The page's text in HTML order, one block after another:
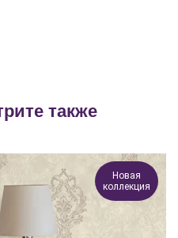
также
Новая
коллекция